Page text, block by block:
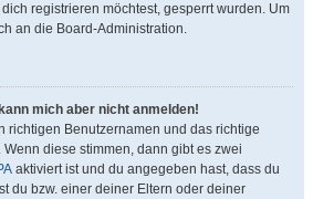
registrieren möchtest, gesperrt wurden. Um
an die Board-Administration.
mich aber nicht anmelden!
richtigen Benutzernamen und das richtige
diese stimmen, dann gibt es zwei
aktiviert ist und du angegeben hast, dass du
du bzw. einer deiner Eltern oder deiner